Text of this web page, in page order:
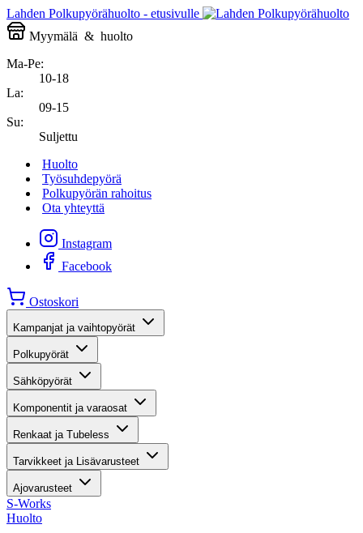
Lahden Polkupyörähuolto - etusivulle
Myymälä & huolto
Ma-Pe:
10-18
La:
09-15
Su:
Suljettu
Huolto
Työsuhdepyörä
Polkupyörän rahoitus
Ota yhteyttä
Instagram
Facebook
Ostoskori
Kampanjat ja vaihtopyörät
Polkupyörät
Sähköpyörät
Komponentit ja varaosat
Renkaat ja Tubeless
Tarvikkeet ja Lisävarusteet
Ajovarusteet
S-Works
Huolto